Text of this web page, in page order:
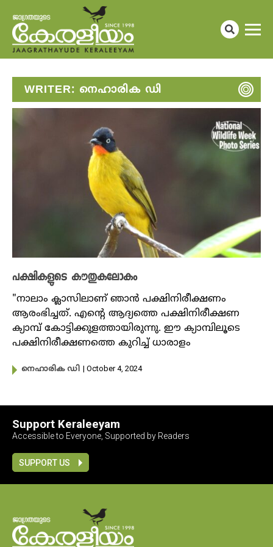
WRITER: നെഹാരിക ഡി
പക്ഷികളുടെ കൗതുകലോകം
"നാലാം ക്ലാസിലാണ് ഞാൻ പക്ഷിനിരീക്ഷണം
ആരംഭിച്ചത്. എൻ്റെ ആദ്യത്തെ പക്ഷിനിരീക്ഷണ
ക്യാമ്പ് കോട്ടിക്കുളത്തായിരുന്നു. ഈ ക്യാമ്പിലൂടെ
പക്ഷിനിരീക്ഷണത്തെ കുറിച്ച് ധാരാളം
നെഹാരിക ഡി | October 4, 2024
Support Keraleeyam
Accessible to Everyone, Supported by Readers
SUPPORT US